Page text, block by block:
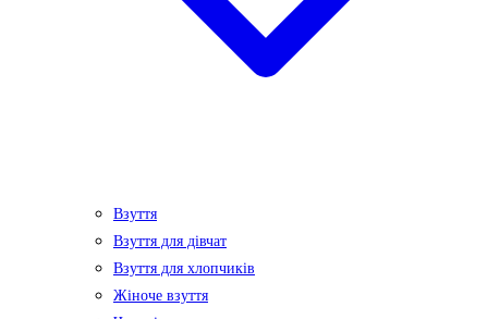
Взуття
Взуття для дівчат
Взуття для хлопчиків
Жіноче взуття